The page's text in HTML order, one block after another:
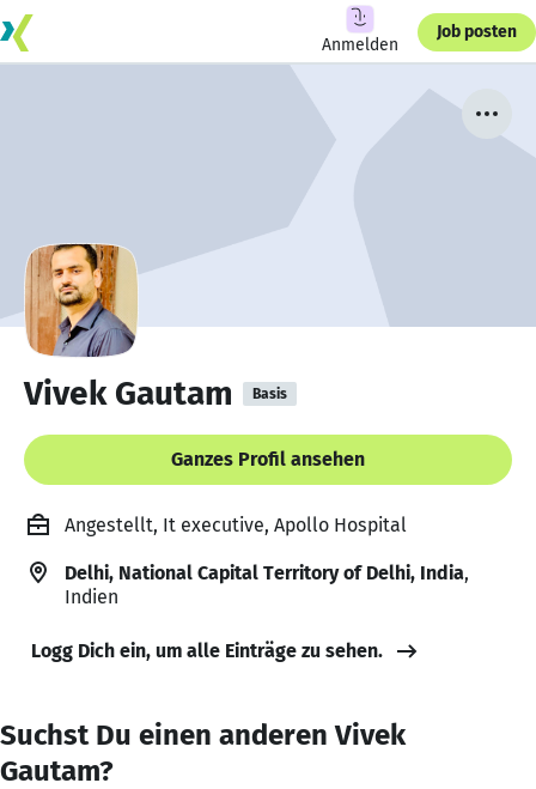
Anmelden
Job posten
Vivek Gautam Basis
Ganzes Profil ansehen
Angestellt, It executive, Apollo Hospital
Delhi, National Capital Territory of Delhi, India,
Indien
Logg Dich ein, um alle Einträge zu sehen.
Suchst Du einen anderen Vivek
Gautam?